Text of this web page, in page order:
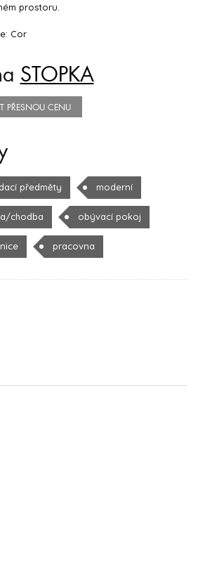
prostoru.
Cor
STOPKA
PŘESNOU CENU
předměty moderní
chodba obývací pokoj
pracovna